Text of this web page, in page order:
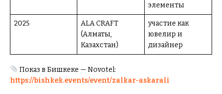
элементы
2025
ALA CRAFT
(Алматы,
Казахстан)
участие как
ювелир и
дизайнер
Показ в Бишкеке — Novotel:
https://bishkek.events/event/zalkar-askarali